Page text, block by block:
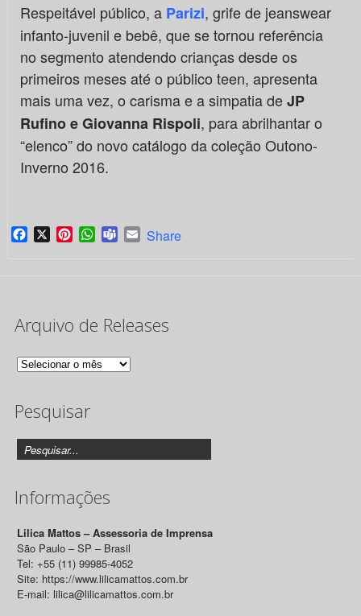
Respeitável público, a Parizi, grife de jeanswear
infanto-juvenil e bebê, que se tornou referência
no segmento atendendo crianças desde os
primeiros meses até o público teen, apresenta
mais uma vez, o carisma e a simpatia deJP
Rufino e Giovanna Rispoli, para abrilhantar o
“elenco” do novo catálogo da coleção Outono-
Inverno 2016.
Facebook
X PinterestWhatsApp
TeamsEmail
Share
Arquivo de Releases
Arquivo
Releases
Pesquisar
Informações
Lilica Mattos – Assessoria de Imprensa
São Paulo – SP – Brasil
Tel: +55 (11) 99985-4052
Site: https://www.lilicamattos.com.br
E-mail: lilica@lilicamattos.com.br